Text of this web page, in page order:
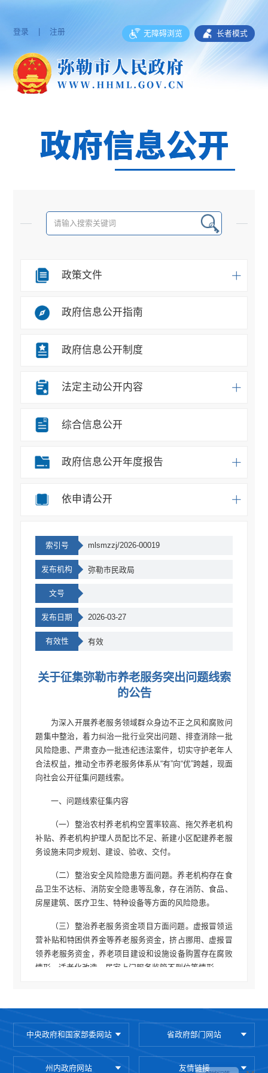
登录 | 注册 无障碍浏览 长者模式
政策文件
政府信息公开指南
政府信息公开制度
法定主动公开内容
综合信息公开
政府信息公开年度报告
依申请公开
索引号 mlsmzzj/2026-00019
发布机构 弥勒市民政局
文号
发布日期 2026-03-27
有效性 有效
关于征集弥勒市养老服务突出问题线索
的公告
为深入开展养老服务领域群众身边不正之风和腐败问
题集中整治，着力纠治一批行业突出问题、排查消除一批
风险隐患、严肃查办一批违纪违法案件，切实守护老年人
合法权益，推动全市养老服务体系从“有”向“优”跨越，现面
向社会公开征集问题线索。
一、问题线索征集内容
（一）整治农村养老机构空置率较高、拖欠养老机构
补贴、养老机构护理人员配比不足、新建小区配建养老服
务设施未同步规划、建设、验收、交付。
（二）整治安全风险隐患方面问题。养老机构存在食
品卫生不达标、消防安全隐患等乱象，存在消防、食品、
房屋建筑、医疗卫生、特种设备等方面的风险隐患。
（三）整治养老服务资金项目方面问题。虚报冒领运
营补贴和特困供养金等养老服务资金，挤占挪用、虚报冒
领养老服务资金，养老项目建设和设施设备购置存在腐败
情形，适老化改造、居家上门服务监管不到位等情形。
（五）整治老年人权益保障方面问题。利用私域直播
坑骗老人、借养老保险补缴诈骗等问题，侵害、损害老年
人权益情形。
中央政府和国家部委网站 省政府部门网站
州内政府网站 友情链接